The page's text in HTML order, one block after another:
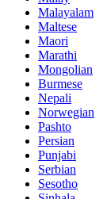
Malayalam
Maltese
Maori
Marathi
Mongolian
Burmese
Nepali
Norwegian
Pashto
Persian
Punjabi
Serbian
Sesotho